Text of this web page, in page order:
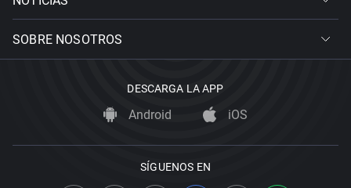
SOBRE NOSOTROS
DESCARGA LA APP
Android iOS
SÍGUENOS EN